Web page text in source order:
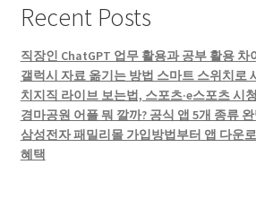
Recent Posts
직장인 ChatGPT 업무 활용과 공부 활용 차
갤럭시 자료 옮기는 방법 스마트 스위치로
치지직 라이브 보는법, 스포츠·e스포츠 시
경마공원 어플 뭐 깔까? 공식 앱 5개 종류
삼성전자 패밀리몰 가입방법부터 앱 다운
혜택